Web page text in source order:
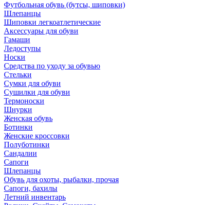
Футбольная обувь (бутсы, шиповки)
Шлепанцы
Шиповки легкоатлетические
Аксессуары для обуви
Гамаши
Ледоступы
Носки
Средства по уходу за обувью
Стельки
Сумки для обуви
Сушилки для обуви
Термоноски
Шнурки
Женская обувь
Ботинки
Женские кроссовки
Полуботинки
Сандалии
Сапоги
Шлепанцы
Обувь для охоты, рыбалки, прочая
Сапоги, бахилы
Летний инвентарь